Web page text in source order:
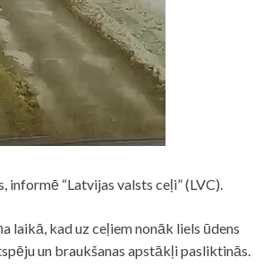
“Latvijas valsts ceļi” (LVC).
laikā, kad uz ceļiem nonāk liels ūdens
un braukšanas apstākļi pasliktinās.